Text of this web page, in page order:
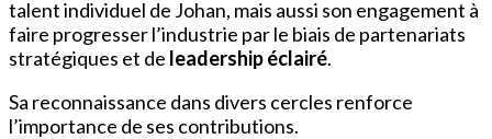
talent individuel de Johan, mais aussi son engagement à
faire progresser l’industrie par le biais de partenariats
stratégiques et de leadership éclairé.
Sa reconnaissance dans divers cercles renforce
l’importance de ses contributions.